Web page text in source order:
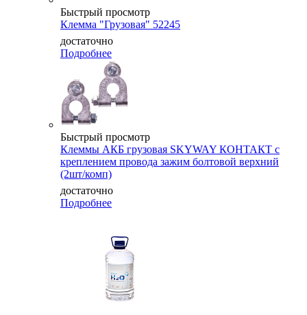
Быстрый просмотр
Клемма "Грузовая" 52245
достаточно
Подробнее
Быстрый просмотр
Клеммы АКБ грузовая SKYWAY КОНТАКТ с
креплением провода зажим болтовой верхний
(2шт/комп)
достаточно
Подробнее